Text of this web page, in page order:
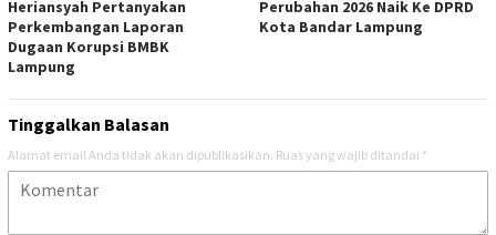
Heriansyah Pertanyakan
Perkembangan Laporan
Dugaan Korupsi BMBK
Lampung
Perubahan 2026 Naik Ke DPRD
Kota Bandar Lampung
Tinggalkan Balasan
Alamat email Anda tidak akan dipublikasikan. Ruas yang wajib ditandai *